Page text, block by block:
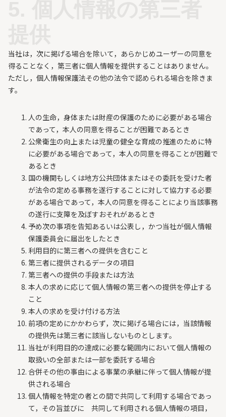
当社は，次に掲げる場合を除いて，あらかじめユーザーの同意を
得ることなく，第三者に個人情報を提供することはありません。
ただし，個人情報保護法その他の法令で認められる場合を除きま
す。
人の生命，身体または財産の保護のために必要がある場合
であって，本人の同意を得ることが困難であるとき
公衆衛生の向上または児童の健全な育成の推進のために特
に必要がある場合であって，本人の同意を得ることが困難で
あるとき
国の機関もしくは地方公共団体またはその委託を受けた者
が法令の定める事務を遂行することに対して協力する必要
がある場合であって，本人の同意を得ることにより当該事務
の遂行に支障を及ぼすおそれがあるとき
予め次の事項を告知あるいは公表し，かつ当社が個人情報
保護委員会に届出をしたとき
利用目的に第三者への提供を含むこと
第三者に提供されるデータの項目
第三者への提供の手段または方法
本人の求めに応じて個人情報の第三者への提供を停止する
こと
本人の求めを受け付ける方法
前項の定めにかかわらず，次に掲げる場合には，当該情報
の提供先は第三者に該当しないものとします。
当社が利用目的の達成に必要な範囲内において個人情報の
取扱いの全部または一部を委託する場合
合併その他の事由による事業の承継に伴って個人情報が提
供される場合
個人情報を特定の者との間で共同して利用する場合であっ
て，その旨並びに 共同して利用される個人情報の項目，